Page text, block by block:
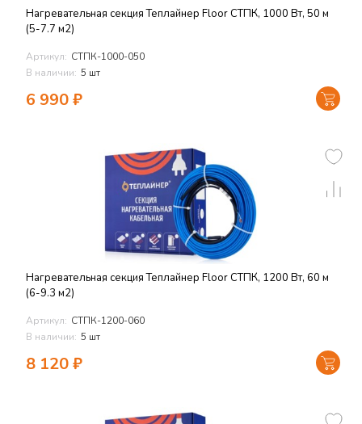
Нагревательная секция Теплайнер Floor СТПК, 1000 Вт, 50 м
(5-7.7 м2)
Артикул: СТПК-1000-050
В наличии: 5 шт
6 990₽
Нагревательная секция Теплайнер Floor СТПК, 1200 Вт, 60 м
(6-9.3 м2)
Артикул: СТПК-1200-060
В наличии: 5 шт
8 120₽